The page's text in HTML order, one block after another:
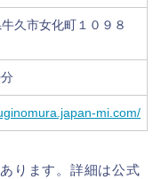
久市女化町１０９８
mi.com/
ります。詳細は公式